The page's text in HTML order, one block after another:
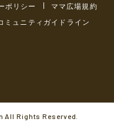
ポリシー
ママ広場規約
ミュニティガイドライン
Rights Reserved.